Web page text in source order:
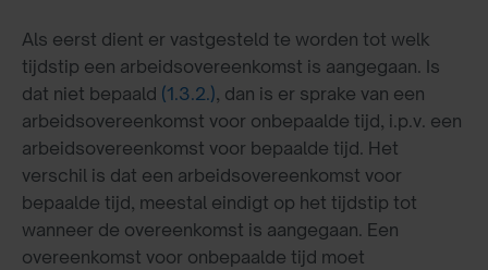
Als eerst dient er vastgesteld te worden tot welk
tijdstip een arbeidsovereenkomst is aangegaan. Is
dat niet bepaald (1.3.2.), dan is er sprake van een
arbeidsovereenkomst voor onbepaalde tijd, i.p.v. een
arbeidsovereenkomst voor bepaalde tijd. Het
verschil is dat een arbeidsovereenkomst voor
bepaalde tijd, meestal eindigt op het tijdstip tot
wanneer de overeenkomst is aangegaan. Een
overeenkomst voor onbepaalde tijd moet